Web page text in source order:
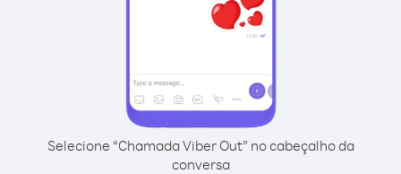
Selecione “Chamada Viber Out” no cabeçalho da
conversa